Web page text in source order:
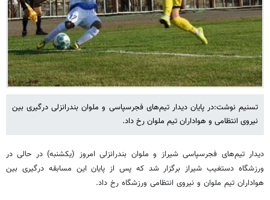
تسنیم نوشت:در پایان دیدار تیم‌های فجرسپاسی و ملوان بندرانزلی درگیری بین
نیروی انتظامی و هواداران تیم ملوان رخ داد.
دیدار تیم‌های فجرسپاسی شیراز و ملوان بندرانزلی امروز (یکشنبه) در حالی در
ورزشگاه دستغیب شیراز برگزار شد که پس از پایان این مسابقه درگیری بین
هواداران تیم ملوان و نیروی انتظامی ورزشگاه رخ داد.